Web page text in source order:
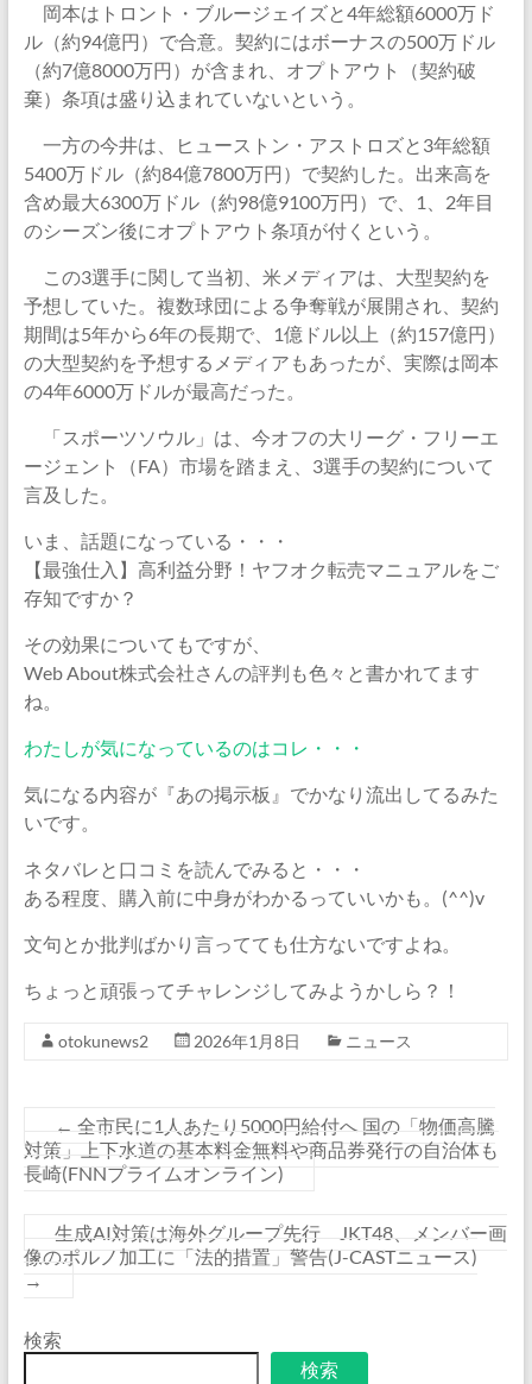
岡本はトロント・ブルージェイズと4年総額6000万ド
ル（約94億円）で合意。契約にはボーナスの500万ドル
（約7億8000万円）が含まれ、オプトアウト（契約破
棄）条項は盛り込まれていないという。
一方の今井は、ヒューストン・アストロズと3年総額
5400万ドル（約84億7800万円）で契約した。出来高を
含め最大6300万ドル（約98億9100万円）で、1、2年目
のシーズン後にオプトアウト条項が付くという。
この3選手に関して当初、米メディアは、大型契約を
予想していた。複数球団による争奪戦が展開され、契約
期間は5年から6年の長期で、1億ドル以上（約157億円）
の大型契約を予想するメディアもあったが、実際は岡本
の4年6000万ドルが最高だった。
「スポーツソウル」は、今オフの大リーグ・フリーエ
ージェント（FA）市場を踏まえ、3選手の契約について
言及した。
いま、話題になっている・・・
【最強仕入】高利益分野！ヤフオク転売マニュアルをご
存知ですか？
その効果についてもですが、
Web About株式会社さんの評判も色々と書かれてます
ね。
わたしが気になっているのはコレ・・・
気になる内容が『あの掲示板』でかなり流出してるみた
いです。
ネタバレと口コミを読んでみると・・・
ある程度、購入前に中身がわかるっていいかも。(^^)v
文句とか批判ばかり言ってても仕方ないですよね。
ちょっと頑張ってチャレンジしてみようかしら？！
otokunews2 2026年1月8日 ニュース
← 全市民に1人あたり5000円給付へ 国の「物価高騰
対策」上下水道の基本料金無料や商品券発行の自治体も
長崎(FNNプライムオンライン)
生成AI対策は海外グループ先行 JKT48、メンバー画
像のポルノ加工に「法的措置」警告(J-CASTニュース)
→
検索
検索